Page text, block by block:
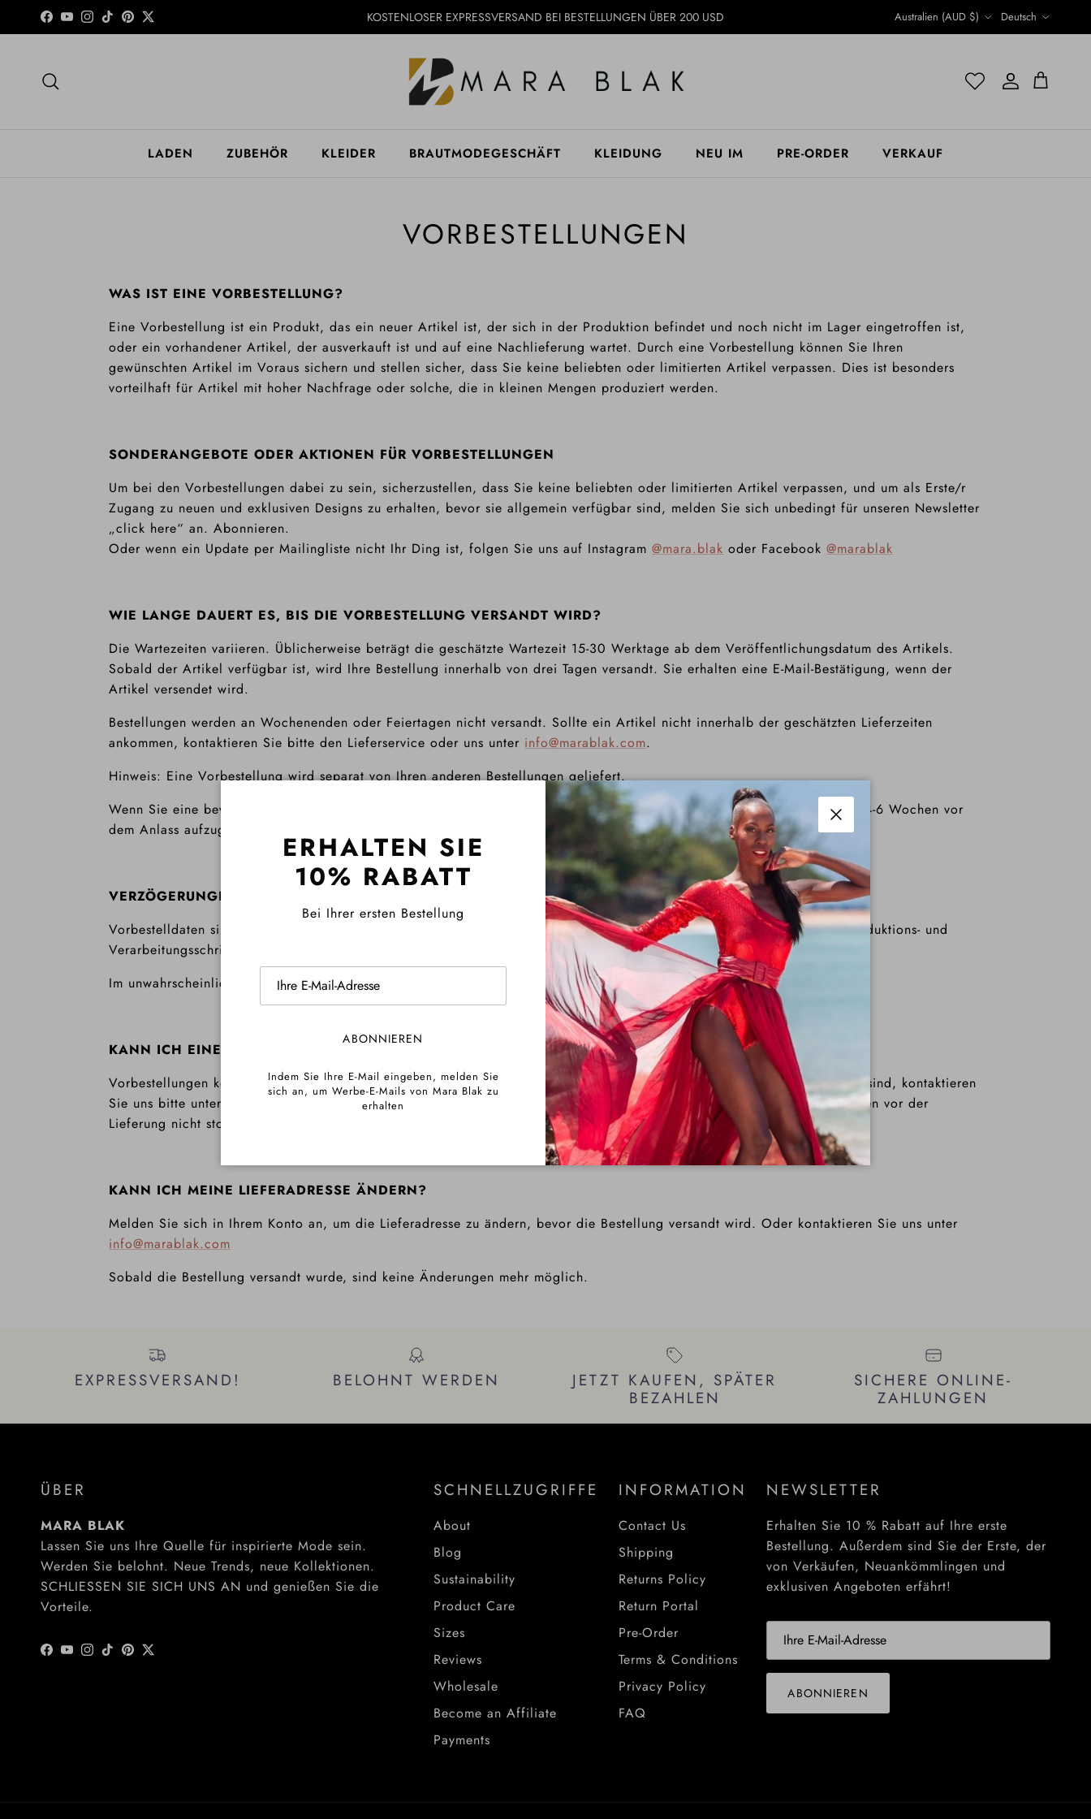
Direkt zum Inhalt
Facebook
YouTubeInstagram
TikTokPinterest
Twitter KOSTENLOSER EXPRESSVERSAND BEI BESTELLUNGEN ÜBER 200 USD
Land/Region
Australien (AUD $)
Sprache
Deutsch
Konto Konto
LADEN ZUBEHÖR KLEIDER BRAUTMODEGESCHÄFT KLEIDUNG NEU IM PRE-ORDER VERKAUF
VORBESTELLUNGEN
WAS IST EINE VORBESTELLUNG?
Eine Vorbestellung ist ein Produkt, das ein neuer Artikel ist, der sich in der Produktion befindet und noch nicht im Lager eingetroffen ist,
oder ein vorhandener Artikel, der ausverkauft ist und auf eine Nachlieferung wartet. Durch eine Vorbestellung können Sie Ihren
gewünschten Artikel im Voraus sichern und stellen sicher, dass Sie keine beliebten oder limitierten Artikel verpassen. Dies ist besonders
vorteilhaft für Artikel mit hoher Nachfrage oder solche, die in kleinen Mengen produziert werden.
SONDERANGEBOTE ODER AKTIONEN FÜR VORBESTELLUNGEN
Um bei den Vorbestellungen dabei zu sein, sicherzustellen, dass Sie keine beliebten oder limitierten Artikel verpassen, und um als Erste/r
Zugang zu neuen und exklusiven Designs zu erhalten, bevor sie allgemein verfügbar sind, melden Sie sich unbedingt für unseren Newsletter
„click here“ an. Abonnieren.
Oder wenn ein Update per Mailingliste nicht Ihr Ding ist, folgen Sie uns auf Instagram@mara.blak oder Facebook@marablak
WIE LANGE DAUERT ES, BIS DIE VORBESTELLUNG VERSANDT WIRD?
Die Wartezeiten variieren. Üblicherweise beträgt die geschätzte Wartezeit 15-30 Werktage ab dem Veröffentlichungsdatum des Artikels.
Sobald der Artikel verfügbar ist, wird Ihre Bestellung innerhalb von drei Tagen versandt. Sie erhalten eine E-Mail-Bestätigung, wenn der
Artikel versendet wird.
Bestellungen werden an Wochenenden oder Feiertagen nicht versandt. Sollte ein Artikel nicht innerhalb der geschätzten Lieferzeiten
ankommen, kontaktieren Sie bitte den Lieferservice oder uns unter info@marablak.com.
Hinweis: Eine Vorbestellung wird separat von Ihren anderen Bestellungen geliefert.
Wenn Sie eine bevorstehende besondere Veranstaltung haben, empfehlen wir, vorbereitet zu sein und Ihre Vorbestellung 4-6 Wochen vor
dem Anlass aufzugeben, um Zeit für Produktion, Verarbeitung und Lieferung zu ermöglichen.
VERZÖGERUNGEN
Vorbestelldaten sind nicht garantiert und Verzögerungen können auftreten. Der Herstellungsprozess erfordert mehrere Produktions- und
Verarbeitungsschritte.
Im unwahrscheinlichen Fall einer Verzögerung werden wir Sie so schnell wie möglich kontaktieren.
KANN ICH EINE VORBESTELLUNG STORNIEREN?
Vorbestellungen können innerhalb von24 Stundennach dem Kauf storniert werden. Wenn die 24 Stunden überschritten sind, kontaktieren
Sie uns bitte unter
. Ein Store-Guthaben (gültig für 12 Monate) wird ausgestellt. Vorbestellungen können vor der
Lieferung nicht storniert, erstattet oder umgetauscht werden.
KANN ICH MEINE LIEFERADRESSE ÄNDERN?
Melden Sie sich in Ihrem Konto an, um die Lieferadresse zu ändern, bevor die Bestellung versandt wird. Oder kontaktieren Sie uns unter
info@marablak.com
Sobald die Bestellung versandt wurde, sind keine Änderungen mehr möglich.
EXPRESSVERSAND! BELOHNT WERDEN
JETZT KAUFEN, SPÄTER
BEZAHLEN
SICHERE ONLINE-
ZAHLUNGEN
ÜBER
MARA BLAK
Lassen Sie uns Ihre Quelle für inspirierte Mode sein.
Werden Sie belohnt. Neue Trends, neue Kollektionen.
SCHLIESSEN SIE SICH UNS AN und genießen Sie die
Vorteile.
Facebook
YouTube
Instagram
TikTokPinterest
Twitter
SCHNELLZUGRIFFE
About
Blog
Sustainability
Product Care
Sizes
Reviews
Wholesale
Become an Affiliate
Payments
INFORMATION
Contact Us
Shipping
Returns Policy
Return Portal
Pre-Order
Terms & Conditions
Privacy Policy
FAQ
NEWSLETTER
Erhalten Sie 10 % Rabatt auf Ihre erste
Bestellung. Außerdem sind Sie der Erste, der
von Verkäufen, Neuankömmlingen und
exklusiven Angeboten erfährt!
ABONNIEREN
Schließen
ERHALTEN SIE
10% RABATT
Bei Ihrer ersten Bestellung
ABONNIEREN
Indem Sie Ihre E-Mail eingeben, melden Sie
sich an, um Werbe-E-Mails von Mara Blak zu
erhalten